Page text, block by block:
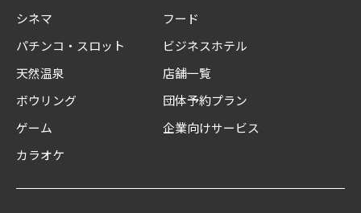
シネマ
パチンコ・スロット
天然温泉
ボウリング
ゲーム
カラオケ
フード
ビジネスホテル
店舗一覧
団体予約プラン
企業向けサービス